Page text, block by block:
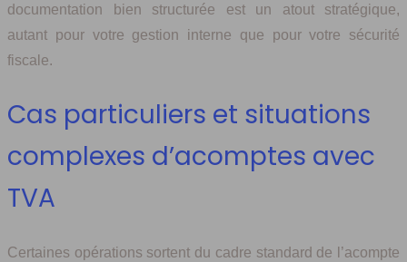
documentation bien structurée est un atout stratégique,
autant pour votre gestion interne que pour votre sécurité
fiscale.
Cas particuliers et situations
complexes d’acomptes avec
TVA
Certaines opérations sortent du cadre standard de l’acompte